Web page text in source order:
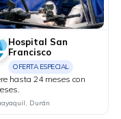
Hospital San
Francisco
OFERTA ESPECIAL
hasta 24 meses con
Durán